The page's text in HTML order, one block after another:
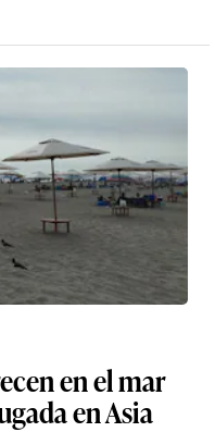
en el mar
en Asia